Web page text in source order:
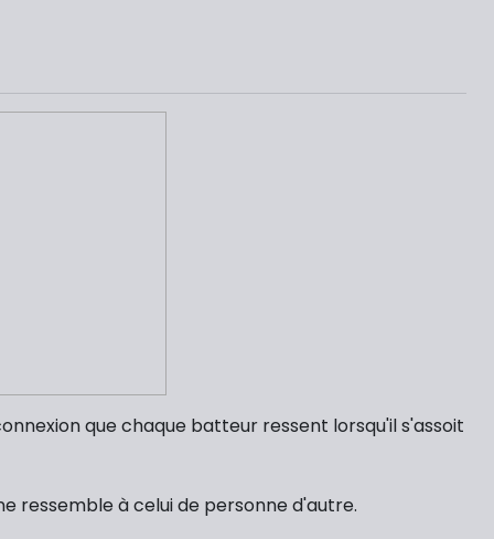
que chaque batteur ressent lorsqu'il s'assoit
ressemble à celui de personne d'autre.